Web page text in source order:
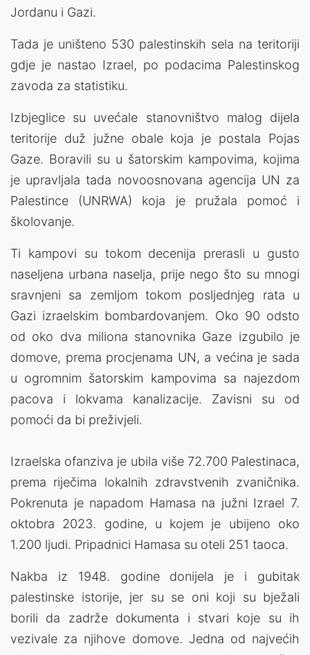
Jordanu i Gazi.
Tada je uništeno 530 palestinskih sela na teritoriji
gdje je nastao Izrael, po podacima Palestinskog
zavoda za statistiku.
Izbjeglice su uvećale stanovništvo malog dijela
teritorije duž južne obale koja je postala Pojas
Gaze. Boravili su u šatorskim kampovima, kojima
je upravljala tada novoosnovana agencija UN za
Palestince (UNRWA) koja je pružala pomoć i
školovanje.
Ti kampovi su tokom decenija prerasli u gusto
naseljena urbana naselja, prije nego što su mnogi
sravnjeni sa zemljom tokom posljednjeg rata u
Gazi izraelskim bombardovanjem. Oko 90 odsto
od oko dva miliona stanovnika Gaze izgubilo je
domove, prema procjenama UN, a većina je sada
u ogromnim šatorskim kampovima sa najezdom
pacova i lokvama kanalizacije. Zavisni su od
pomoći da bi preživjeli.
Izraelska ofanziva je ubila više 72.700 Palestinaca,
prema riječima lokalnih zdravstvenih zvaničnika.
Pokrenuta je napadom Hamasa na južni Izrael 7.
oktobra 2023. godine, u kojem je ubijeno oko
1.200 ljudi. Pripadnici Hamasa su oteli 251 taoca.
Nakba iz 1948. godine donijela je i gubitak
palestinske istorije, jer su se oni koji su bježali
borili da zadrže dokumenta i stvari koje su ih
vezivale za njihove domove. Jedna od najvećih